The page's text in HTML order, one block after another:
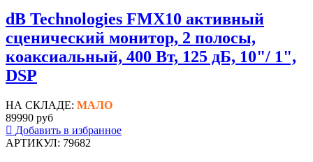
dB Technologies FMX10 активный
сценический монитор, 2 полосы,
коаксиальный, 400 Вт, 125 дБ, 10"/ 1",
DSP
НА СКЛАДЕ: МАЛО
89990 руб
Добавить в избранное
АРТИКУЛ: 79682